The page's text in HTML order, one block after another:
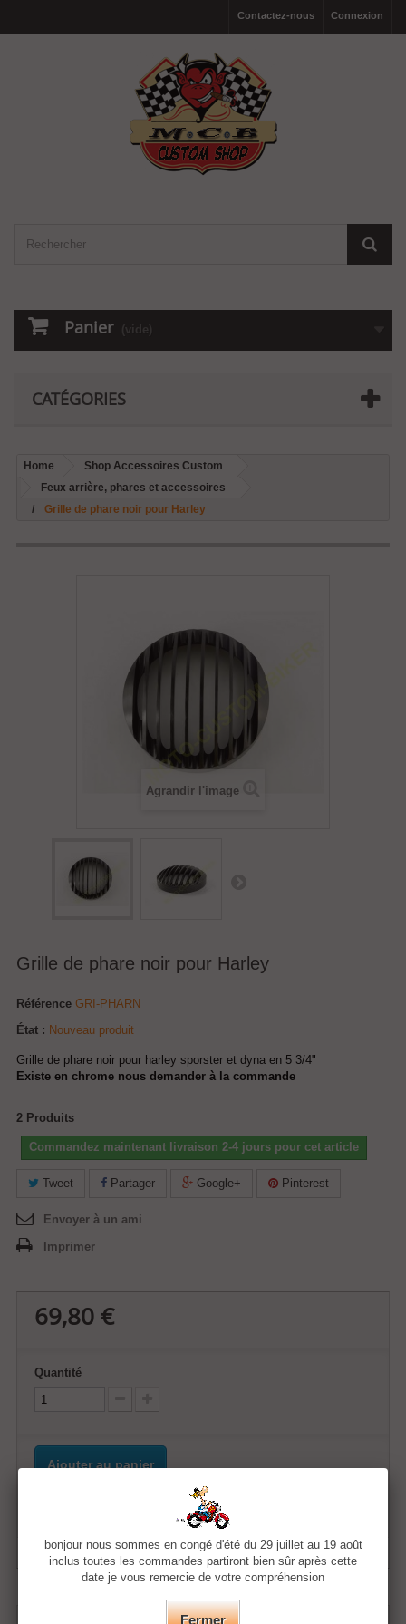
Connexion
Contactez-nous
Panier (vide)
CATÉGORIES
Home
Shop Accessoires Custom
Feux arrière, phares et accessoires
Grille de phare noir pour Harley
Agrandir l'image
Grille de phare noir pour Harley
Référence GRI-PHARN
État : Nouveau produit
Grille de phare noir pour harley sporster et dyna en 5 3/4"
Existe en chrome nous demander à la commande
2 Produits
Commandez maintenant livraison 2-4 jours pour cet article
Tweet Partager Google+ Pinterest
Envoyer à un ami
Imprimer
69,80 €
Quantité
Ajouter au panier
Ajouter à ma liste d'envies
bonjour nous sommes en congé d'été du 29 juillet au 19 août
inclus toutes les commandes partiront bien sûr après cette
date je vous remercie de votre compréhension
Fermer